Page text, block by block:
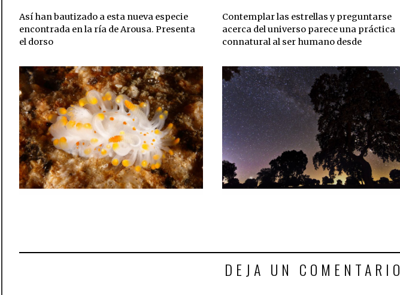
Así han bautizado a esta nueva especie
encontrada en la ría de Arousa. Presenta
el dorso
Contemplar las estrellas y preguntarse
acerca del universo parece una práctica
connatural al ser humano desde
DEJA UN COMENTARIO